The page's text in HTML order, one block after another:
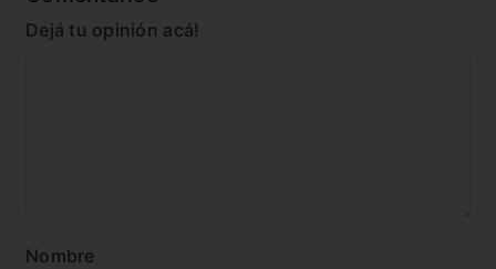
Dejá tu opinión acá!
Nombre